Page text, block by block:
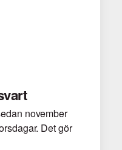
november
Det gör